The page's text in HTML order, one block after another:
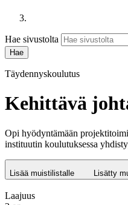
Hae sivustolta
Täydennyskoulutus
Kehittävä
Opi hyödyntämään
instituutin koulutuksessa
Lisää muistilistalle Lisätty
Laajuus